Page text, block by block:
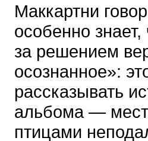
Маккартни
особенно
за решением
осознанное»:
рассказывать
альбома —
птицами